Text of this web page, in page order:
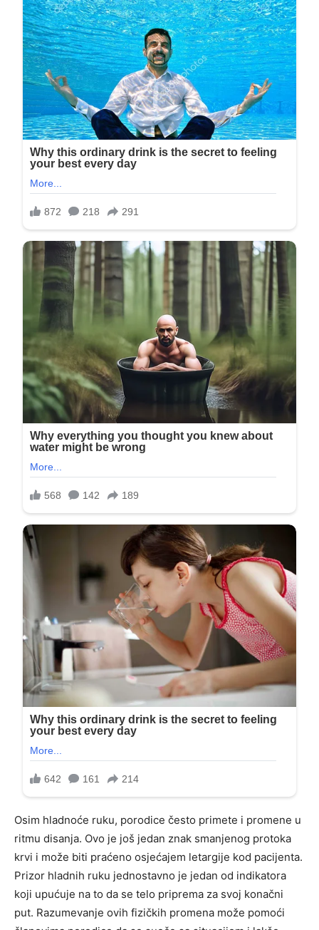
Osim hladnoće ruku, porodice često primete i promene u
ritmu disanja. Ovo je još jedan znak smanjenog protoka
krvi i može biti praćeno osjećajem letargije kod pacijenta.
Prizor hladnih ruku jednostavno je jedan od indikatora
koji upućuje na to da se telo priprema za svoj konačni
put. Razumevanje ovih fizičkih promena može pomoći